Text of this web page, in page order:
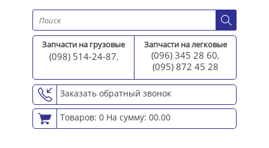
Запчасти на грузовые
(098) 514-24-87,
Запчасти на легковые
(096) 345 28 60,
(095) 872 45 28
Заказать обратный звонок
Товаров: 0 На сумму: 00.00